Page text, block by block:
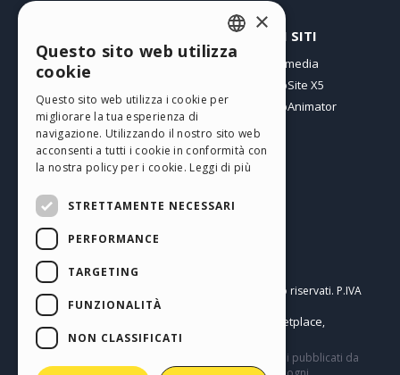
I miei post
I miei Download
Spazio Web
I miei Crediti
ALTRI SITI
Incomedia
WebSite X5
WebAnimator
Italiano
Copyright © 2026
Tutti i diritti sono riservati. P.IVA
IT07514640015
Help Center / Marketplace,
Templates,Objects|Privacy Policy
Questo sito contiene commenti, opinioni e materiali pubblicati da
ENGLISH
SPANISH
PORTUGUESE
POLISH
×
Questo sito web utilizza
cookie
Questo sito web utilizza i cookie per
migliorare la tua esperienza di
navigazione. Utilizzando il nostro sito web
acconsenti a tutti i cookie in conformità con
la nostra policy per i cookie. Leggi di più
STRETTAMENTE NECESSARI
PERFORMANCE
TARGETING
FUNZIONALITÀ
NON CLASSIFICATI